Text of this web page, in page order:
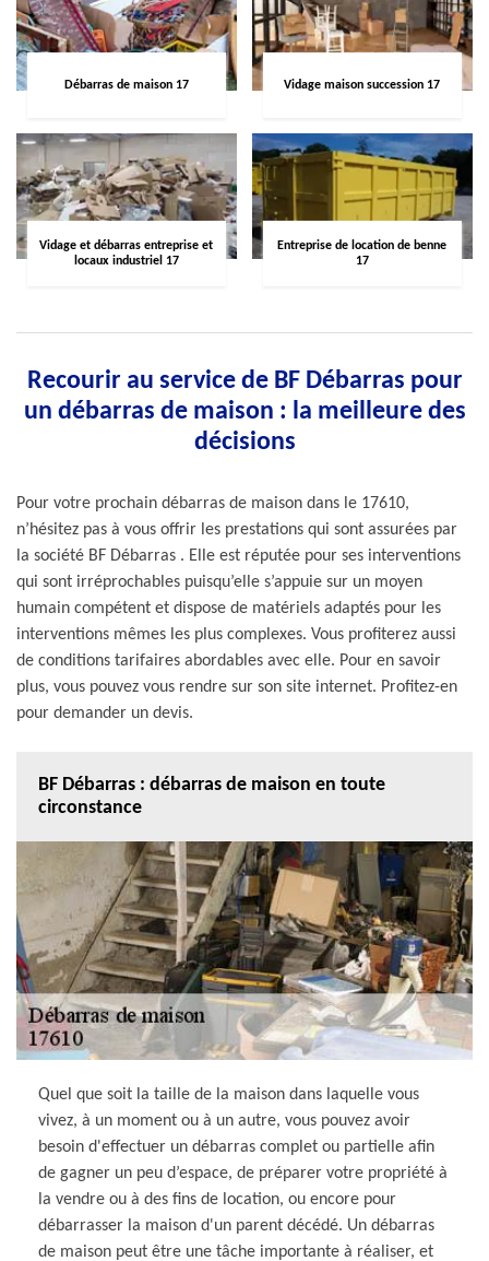
Débarras de maison 17 Vidage maison succession 17
Vidage et débarras entreprise et
locaux industriel 17
Entreprise de location de benne
17
Recourir au service de BF Débarras pour
un débarras de maison : la meilleure des
décisions
Pour votre prochain débarras de maison dans le 17610,
n’hésitez pas à vous offrir les prestations qui sont assurées par
la société BF Débarras . Elle est réputée pour ses interventions
qui sont irréprochables puisqu’elle s’appuie sur un moyen
humain compétent et dispose de matériels adaptés pour les
interventions mêmes les plus complexes. Vous profiterez aussi
de conditions tarifaires abordables avec elle. Pour en savoir
plus, vous pouvez vous rendre sur son site internet. Profitez-en
pour demander un devis.
BF Débarras : débarras de maison en toute
circonstance
Quel que soit la taille de la maison dans laquelle vous
vivez, à un moment ou à un autre, vous pouvez avoir
besoin d'effectuer un débarras complet ou partielle afin
de gagner un peu d’espace, de préparer votre propriété à
la vendre ou à des fins de location, ou encore pour
débarrasser la maison d'un parent décédé. Un débarras
de maison peut être une tâche importante à réaliser, et